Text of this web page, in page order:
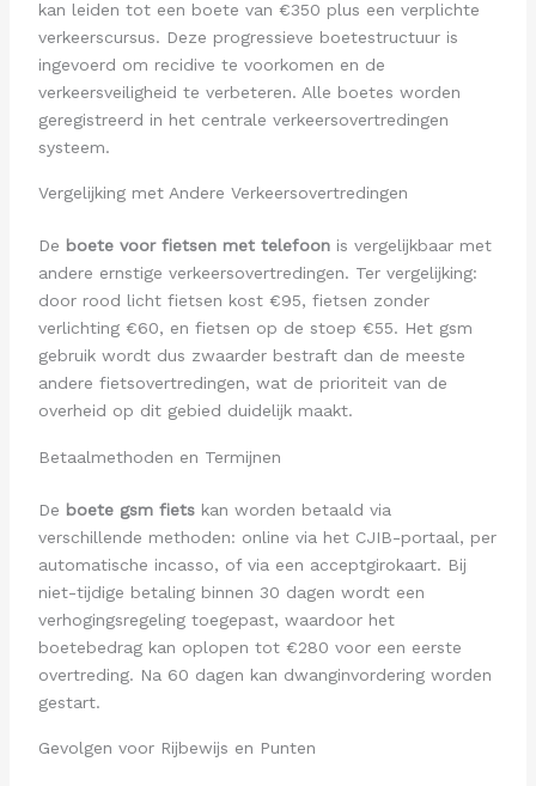
kan leiden tot een boete van €350 plus een verplichte
verkeerscursus. Deze progressieve boetestructuur is
ingevoerd om recidive te voorkomen en de
verkeersveiligheid te verbeteren. Alle boetes worden
geregistreerd in het centrale verkeersovertredingen
systeem.
Vergelijking met Andere Verkeersovertredingen
De boete voor fietsen met telefoonis vergelijkbaar met
andere ernstige verkeersovertredingen. Ter vergelijking:
door rood licht fietsen kost €95, fietsen zonder
verlichting €60, en fietsen op de stoep €55. Het gsm
gebruik wordt dus zwaarder bestraft dan de meeste
andere fietsovertredingen, wat de prioriteit van de
overheid op dit gebied duidelijk maakt.
Betaalmethoden en Termijnen
De boete gsm fietskan worden betaald via
verschillende methoden: online via het CJIB-portaal, per
automatische incasso, of via een acceptgirokaart. Bij
niet-tijdige betaling binnen 30 dagen wordt een
verhogingsregeling toegepast, waardoor het
boetebedrag kan oplopen tot €280 voor een eerste
overtreding. Na 60 dagen kan dwanginvordering worden
gestart.
Gevolgen voor Rijbewijs en Punten